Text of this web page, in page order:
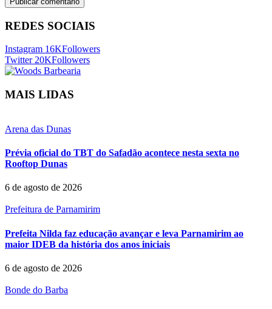
REDES SOCIAIS
Instagram 16KFollowers
Twitter 20KFollowers
MAIS LIDAS
Arena das Dunas
Prévia oficial do TBT do Safadão acontece nesta sexta no
Rooftop Dunas
6 de agosto de 2026
Prefeitura de Parnamirim
Prefeita Nilda faz educação avançar e leva Parnamirim ao
maior IDEB da história dos anos iniciais
6 de agosto de 2026
Bonde do Barba